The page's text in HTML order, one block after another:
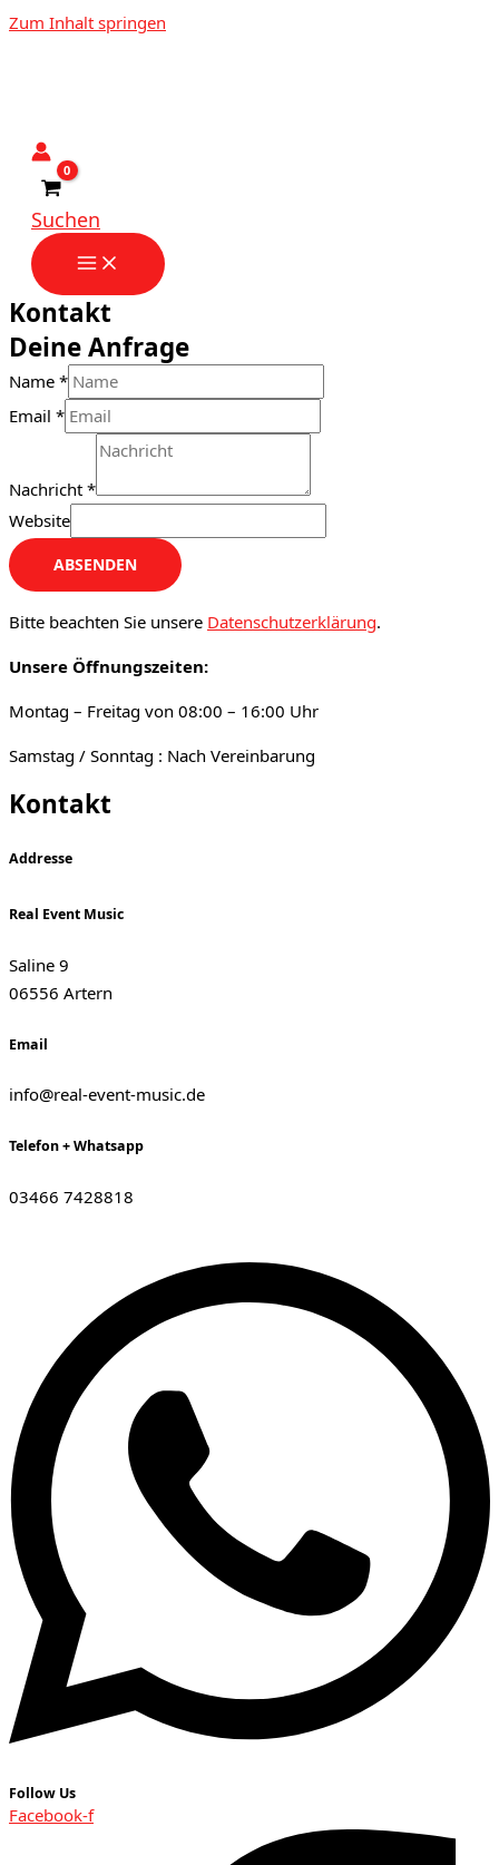
Zum Inhalt springen
Suchen
Kontakt
Deine Anfrage
Name *
Email *
Nachricht *
Website
ABSENDEN
Bitte beachten Sie unsere Datenschutzerklärung.
Unsere Öffnungszeiten:
Montag – Freitag von 08:00 – 16:00 Uhr
Samstag / Sonntag : Nach Vereinbarung
Kontakt
Addresse
Real Event Music
Saline 9
06556 Artern
Email
info@real-event-music.de
Telefon + Whatsapp
03466 7428818
Follow Us
Facebook-f